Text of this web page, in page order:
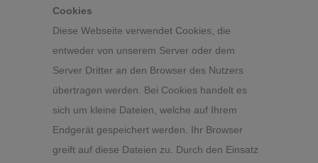
Cookies
Diese Webseite verwendet Cookies, die
entweder von unserem Server oder dem
Server Dritter an den Browser des Nutzers
übertragen werden. Bei Cookies handelt es
sich um kleine Dateien, welche auf Ihrem
Endgerät gespeichert werden. Ihr Browser
greift auf diese Dateien zu. Durch den Einsatz